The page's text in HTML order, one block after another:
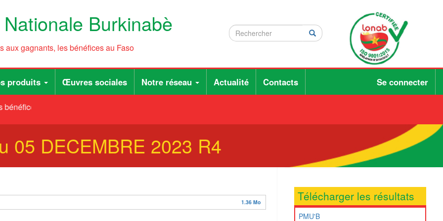
Burkinabè
aux gagnants, les bénéfices au Faso Rechercher
Rechercher Rechercher
produits Œuvres sociales Notre réseau Actualité Contacts Se connecter
au Faso
05 DECEMBRE 2023 R4
1.36 Mo Télécharger les résultats
PMU'B